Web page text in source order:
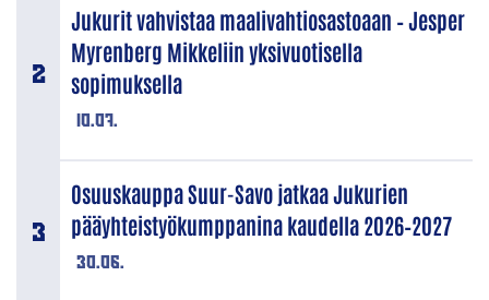
10.07.
Jukurit vahvistaa maalivahtiosastoaan – Jesper
Myrenberg Mikkeliin yksivuotisella
sopimuksella
30.06.
Osuuskauppa Suur-Savo jatkaa Jukurien
pääyhteistyökumppanina kaudella 2026–2027